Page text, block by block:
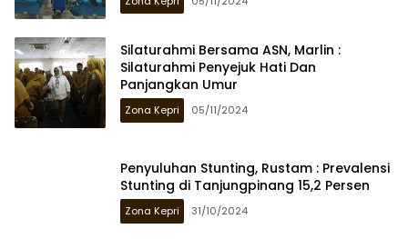
Silaturahmi Bersama ASN, Marlin :
Silaturahmi Penyejuk Hati Dan
Panjangkan Umur
Zona Kepri 05/11/2024
Penyuluhan Stunting, Rustam : Prevalensi
Stunting di Tanjungpinang 15,2 Persen
Zona Kepri 31/10/2024